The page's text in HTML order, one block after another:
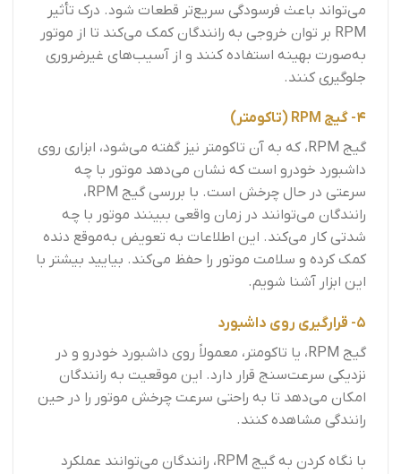
می‌تواند باعث فرسودگی سریع‌تر قطعات شود. درک تأثیر
RPM بر توان خروجی به رانندگان کمک می‌کند تا از موتور
به‌صورت بهینه استفاده کنند و از آسیب‌های غیرضروری
جلوگیری کنند.
4- گیج RPM (تاکومتر)
گیج RPM، که به آن تاکومتر نیز گفته می‌شود، ابزاری روی
داشبورد خودرو است که نشان می‌دهد موتور با چه
سرعتی در حال چرخش است. با بررسی گیج RPM،
رانندگان می‌توانند در زمان واقعی ببینند موتور با چه
شدتی کار می‌کند. این اطلاعات به تعویض به‌موقع دنده
کمک کرده و سلامت موتور را حفظ می‌کند. بیایید بیشتر با
این ابزار آشنا شویم.
5- قرارگیری روی داشبورد
گیج RPM، یا تاکومتر، معمولاً روی داشبورد خودرو و در
نزدیکی سرعت‌سنج قرار دارد. این موقعیت به رانندگان
امکان می‌دهد تا به راحتی سرعت چرخش موتور را در حین
رانندگی مشاهده کنند.
با نگاه کردن به گیج RPM، رانندگان می‌توانند عملکرد